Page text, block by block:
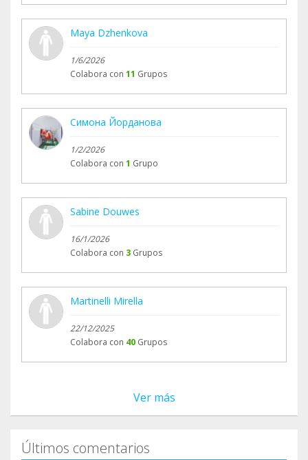
Maya Dzhenkova
1/6/2026
Colabora con 11 Grupos
Симона Йорданова
1/2/2026
Colabora con 1 Grupo
Sabine Douwes
16/1/2026
Colabora con 3 Grupos
Martinelli Mirella
22/12/2025
Colabora con 40 Grupos
Ver más
Últimos comentarios